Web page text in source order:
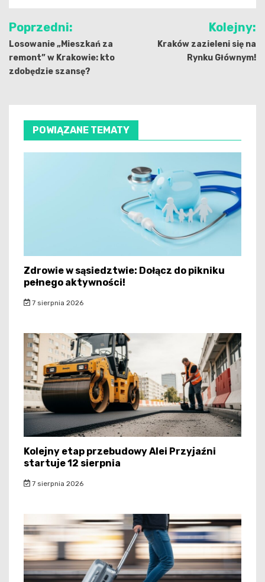
Nawigacja
wpisu
Poprzedni:
Losowanie „Mieszkań za
remont” w Krakowie: kto
zdobędzie szansę?
Kolejny:
Kraków zazieleni się na
Rynku Głównym!
POWIĄZANE TEMATY
Zdrowie w sąsiedztwie: Dołącz do pikniku
pełnego aktywności!
7 sierpnia 2026
Kolejny etap przebudowy Alei Przyjaźni
startuje 12 sierpnia
7 sierpnia 2026